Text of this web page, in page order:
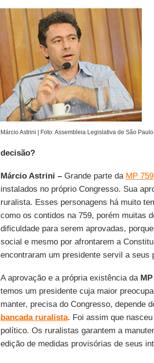
Márcio Astrini | Foto: Assembleia Legislativa de São Paulo
decisão?
Márcio Astrini –Grande parte da MP 759
instalados no próprio Congresso. Sua
ruralista. Esses personagens há muito
como os contidos na 759, porém muitas
dificuldade para serem aprovadas,
social e mesmo por afrontarem a
encontraram um presidente servil a seus
A aprovação e a própria existência da
temos um presidente cuja maior
manter, precisa do Congresso, depende
bancada ruralista. Foi assim que
político. Os ruralistas garantem a
edição de medidas provisórias de seus